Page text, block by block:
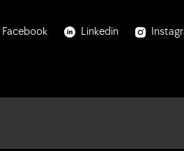
Facebook Linkedin